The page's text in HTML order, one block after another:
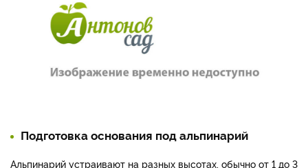
Подготовка основания под альпинарий
Альпинарий устраивают на разных высотах, обычно от 1 до 3